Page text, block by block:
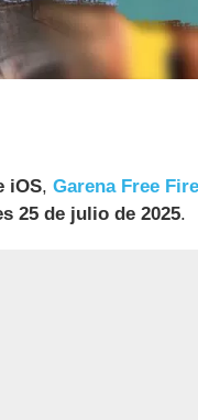
iOS, Garena Free
25 de julio de 2025.